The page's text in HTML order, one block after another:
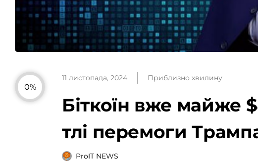
0%
11 листопада, 2024 Приблизно хвилину
Біткоїн вже майже
тлі перемоги
ProIT NEWS